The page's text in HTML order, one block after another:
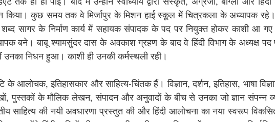
किया। कुछ समय तक वे मिर्जापुर के मिशन हाई स्कूल में चित्रकला के अध्यापक
शब्द सागर के निर्माण कार्य में सहायक संपादक के पद पर नियुक्त होकर काशी आ
बने। बाबू श्यामसुंदर दास के अवकाश ग्रहण के बाद वे हिंदी विभाग के अध्यक्ष
उनका निधन हुआ। काशी ही उनकी कर्मस्थली रही।
के आलोचक, इतिहासकार और साहित्य-चिंतक हैं। विज्ञान, दर्शन, इतिहास, भाषा
पुस्तकों के मौलिक लेखन, संपादन और अनुवादों के बीच से उनका जो ज्ञान संपन्न
साहित्य की नयी अवधारणा प्रस्तुत की और हिंदी आलोचना का नया स्वरूप विकसित